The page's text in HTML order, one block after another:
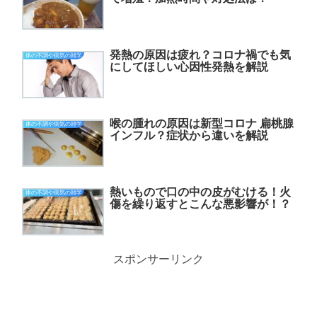
体の不調や病気の雑学
発熱の原因は疲れ？コロナ禍でも気
にしてほしい心因性発熱を解説
体の不調や病気の雑学
喉の腫れの原因は新型コロナ 扁桃腺
インフル？症状から違いを解説
体の不調や病気の雑学
熱いもので口の中の皮がむける！火
傷を繰り返すとこんな悪影響が！？
スポンサーリンク